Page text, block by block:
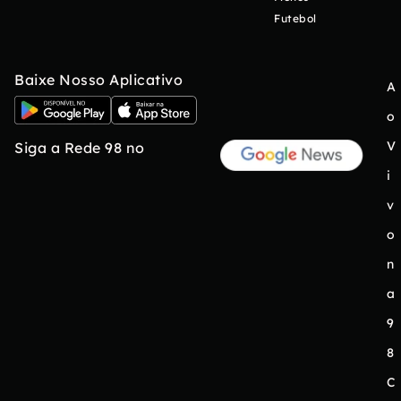
Futebol
Baixe Nosso Aplicativo
Siga a Rede 98 no
A
o
V
i
v
o
n
a
9
8
C